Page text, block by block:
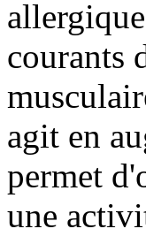
courants
agit en
permet
une